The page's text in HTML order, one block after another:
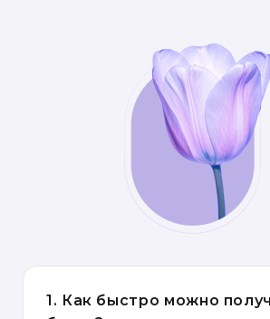
1. Как быстро можно